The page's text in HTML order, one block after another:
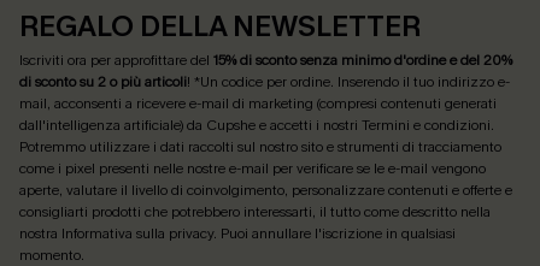
REGALO DELLA NEWSLETTER
Iscriviti ora per approfittare del 15% di sconto senza minimo d'ordine e del 20%
di sconto su 2 o più articoli! *Un codice per ordine. Inserendo il tuo indirizzo e-
mail, acconsenti a ricevere e-mail di marketing (compresi contenuti generati
dall'intelligenza artificiale) da Cupshe e accetti i nostri Termini e condizioni.
Potremmo utilizzare i dati raccolti sul nostro sito e strumenti di tracciamento
come i pixel presenti nelle nostre e-mail per verificare se le e-mail vengono
aperte, valutare il livello di coinvolgimento, personalizzare contenuti e offerte e
consigliarti prodotti che potrebbero interessarti, il tutto come descritto nella
nostra Informativa sulla privacy. Puoi annullare l'iscrizione in qualsiasi
momento.